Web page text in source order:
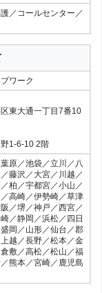
／コールセンター／
ワーク
東大通一丁目7番10
1-6-10 2階
原／池袋／立川／八
藤沢／大宮／川越／
柏／宇都宮／小山／
高崎／伊勢崎／草津
／堺／神戸／西宮／
／静岡／浜松／四日
岡／山形／仙台／郡
越／長野／松本／金
敷／高松／松山／福
熊本／宮崎／鹿児島